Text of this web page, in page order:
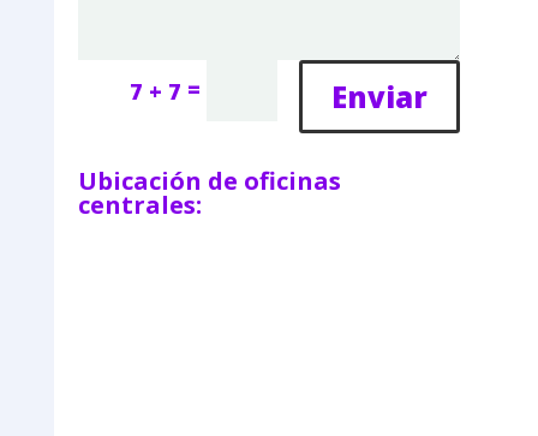
7 + 7 = Enviar
Ubicación de oficinas
centrales: